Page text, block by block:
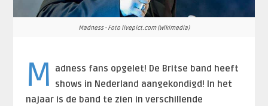
Madness - Foto livepict.com (Wikimedia)
M
adness fans opgelet! De Britse band heeft
shows in Nederland aangekondigd! In het
najaar is de band te zien in verschillende